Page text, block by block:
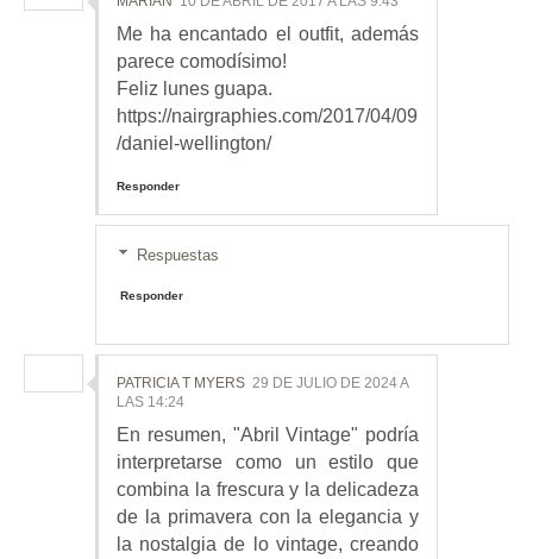
Me ha encantado el outfit, además
parece comodísimo!
Feliz lunes guapa.
https://nairgraphies.com/2017/04/09
/daniel-wellington/
Responder
Respuestas
Responder
PATRICIA T MYERS 29 DE JULIO DE 2024 A
LAS 14:24
En resumen, "Abril Vintage" podría
interpretarse como un estilo que
combina la frescura y la delicadeza
de la primavera con la elegancia y
la nostalgia de lo vintage, creando